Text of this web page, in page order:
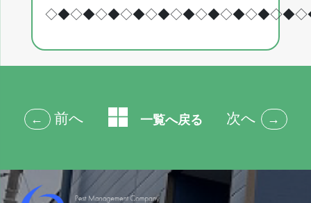
← 前へ 一覧へ戻る 次へ →